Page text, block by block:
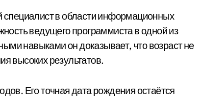
в области информационных
ведущего программиста в одной из
навыками он доказывает, что возраст не
высоких результатов.
Его точная дата рождения остаётся